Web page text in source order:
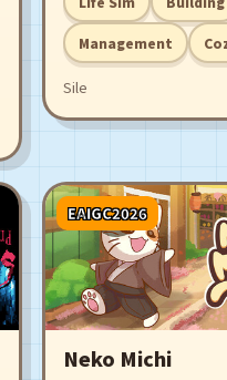
꾸미세요. 물고기를 낚
서 식사를 준비해야 합
님은 다음에 여관을
Management
Sile
EAIGC2026
Neko Michi